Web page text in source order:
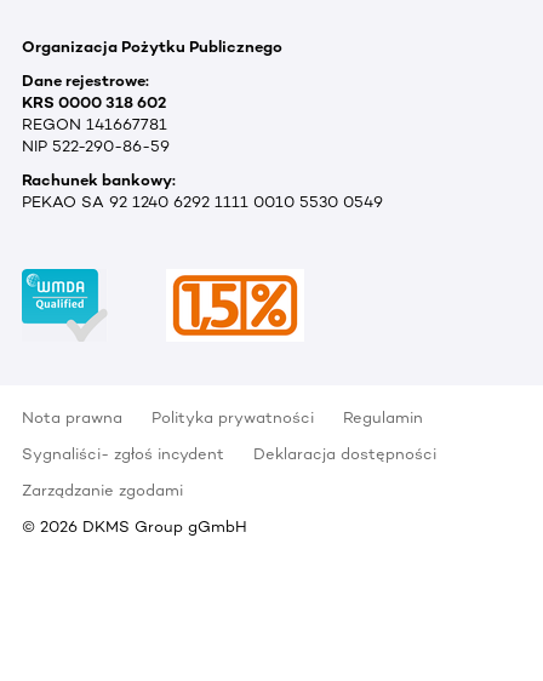
Organizacja Pożytku Publicznego
Dane rejestrowe:
KRS 0000 318 602
REGON 141667781
NIP 522-290-86-59
Rachunek bankowy:
PEKAO SA 92 1240 6292 1111 0010 5530 0549
Nota prawna Polityka prywatności
Regulamin
Sygnaliści- zgłoś incydent
Deklaracja dostępności
Zarządzanie zgodami
© 2026 DKMS Group gGmbH